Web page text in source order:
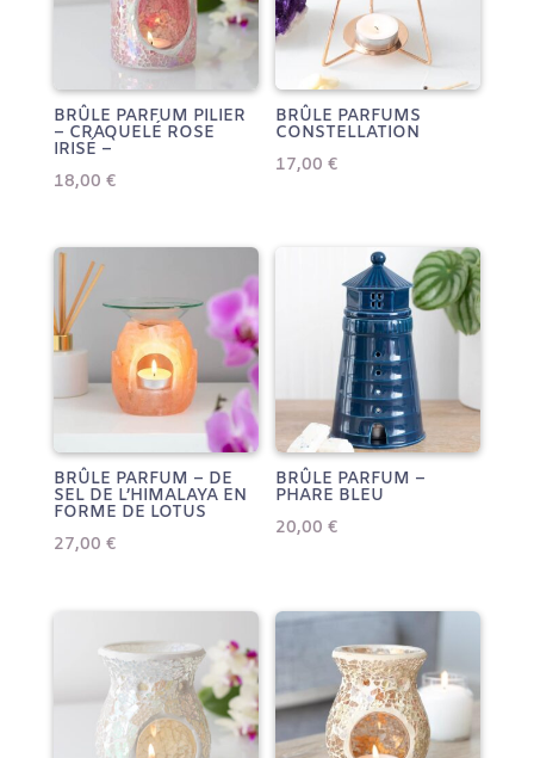
BRÛLE PARFUM PILIER
– CRAQUELÉ ROSE
IRISÉ –
18,00 €
BRÛLE PARFUMS
CONSTELLATION
17,00€
BRÛLE PARFUM – DE
SEL DE L’HIMALAYA EN
FORME DE LOTUS
27,00 €
BRÛLE PARFUM –
PHARE BLEU
20,00€